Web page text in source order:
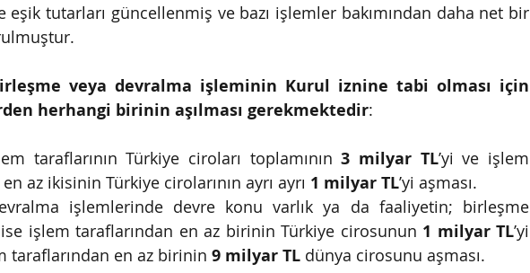
tutarları güncellenmiş ve bazı işlemler bakımından daha net bir
veya devralma işleminin Kurul iznine tabi olması için
herhangi birinin aşılması gerekmektedir:
taraflarının Türkiye ciroları toplamının 3 milyar TL’yi ve işlem
az ikisinin Türkiye cirolarının ayrı ayrı 1 milyar TL’yi aşması.
işlemlerinde devre konu varlık ya da faaliyetin; birleşme
işlem taraflarından en az birinin Türkiye cirosunun 1 milyar TL’yi
taraflarından en az birinin 9 milyar TL dünya cirosunu aşması.